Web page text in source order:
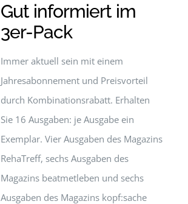
Gut informiert im
3er-Pack
Immer aktuell sein mit einem
Jahresabonnement und Preisvorteil
durch Kombinationsrabatt. Erhalten
Sie 16 Ausgaben: je Ausgabe ein
Exemplar. Vier Ausgaben des Magazins
RehaTreff, sechs Ausgaben des
Magazins beatmetleben und sechs
Ausgaben des Magazins kopf:sache